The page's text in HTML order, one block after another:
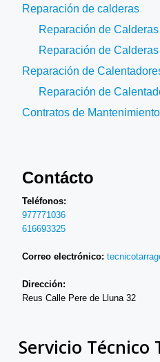
Reparación de calderas
Reparación de
Reparación de Calderas
Reparación de
Reparación de
Contratos de Mantenimiento
Contácto
Teléfonos:
977771036
616693325
Correo electrónico:
Dirección:
Reus Calle Pere de Lluna 32
Servicio Técnico